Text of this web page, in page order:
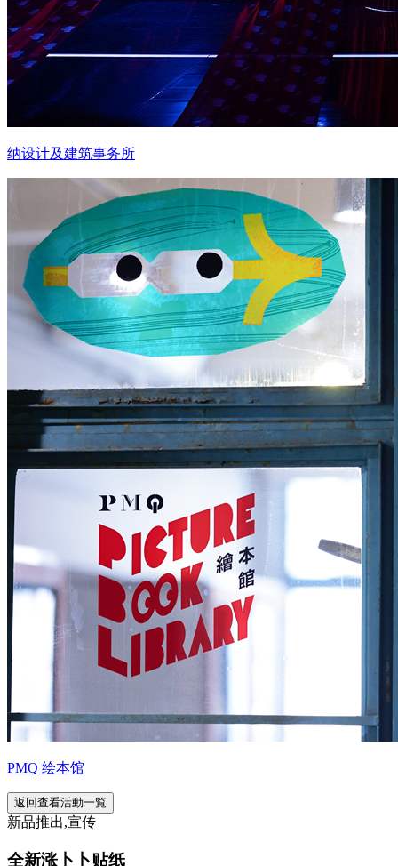
纳设计及建筑事务所
PMQ 绘本馆
返回查看活動一覧
新品推出,宣传
全新涨卜卜贴纸